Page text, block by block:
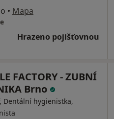
• Mapa
Hrazeno pojišťovnou
FACTORY - ZUBNÍ
Brno
Dentální hygienistka,